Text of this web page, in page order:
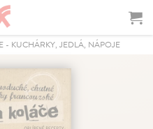
- KUCHÁRKY, JEDLÁ, NÁPOJE